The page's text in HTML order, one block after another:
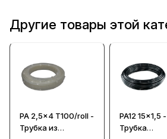
Другие товары этой
PA 2,5x4 T100/roll -
Трубка из
PA12 15x1,5 -
Трубка